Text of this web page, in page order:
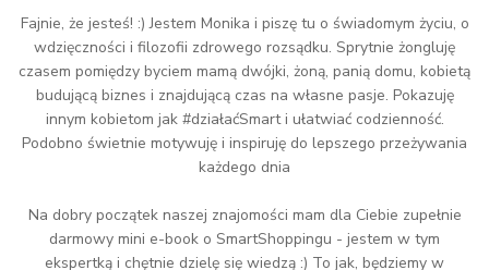
Fajnie, że jesteś! :) Jestem Monika i piszę tu o świadomym życiu, o
wdzięczności i filozofii zdrowego rozsądku. Sprytnie żongluję
czasem pomiędzy byciem mamą dwójki, żoną, panią domu, kobietą
budującą biznes i znajdującą czas na własne pasje. Pokazuję
innym kobietom jak #działaćSmart i ułatwiać codzienność.
Podobno świetnie motywuję i inspiruję do lepszego przeżywania
każdego dnia
Na dobry początek naszej znajomości mam dla Ciebie zupełnie
darmowy mini e-book o SmartShoppingu - jestem w tym
ekspertką i chętnie dzielę się wiedzą :) To jak, będziemy w